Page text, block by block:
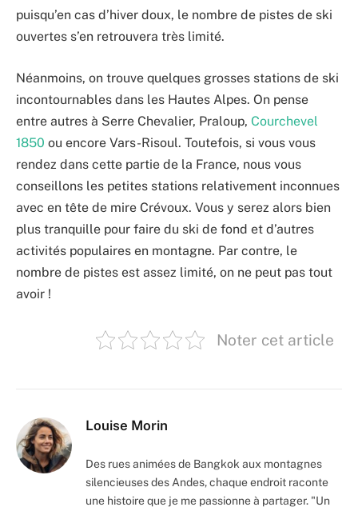
puisqu’en cas d’hiver doux, le nombre de pistes de ski
ouvertes s’en retrouvera très limité.
Néanmoins, on trouve quelques grosses stations de ski
incontournables dans les Hautes Alpes. On pense
entre autres à Serre Chevalier, Praloup, Courchevel
1850 ou encore Vars-Risoul. Toutefois, si vous vous
rendez dans cette partie de la France, nous vous
conseillons les petites stations relativement inconnues
avec en tête de mire Crévoux. Vous y serez alors bien
plus tranquille pour faire du ski de fond et d’autres
activités populaires en montagne. Par contre, le
nombre de pistes est assez limité, on ne peut pas tout
avoir !
Noter cet article
Louise Morin
Des rues animées de Bangkok aux montagnes
silencieuses des Andes, chaque endroit raconte
une histoire que je me passionne à partager. "Un